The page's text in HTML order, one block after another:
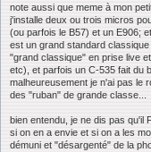
note aussi que meme à mon
j'installe deux ou trois micros
(ou parfois le B57) et un E906;
est un grand standard
"grand classique" en prise live
etc), et parfois un C-535 fait du
malheureusement je n'ai pas le
des "ruban" de grande classe...
bien entendu, je ne dis pas qu'il
si on en a envie et si on a les
démuni et "désargenté" de la